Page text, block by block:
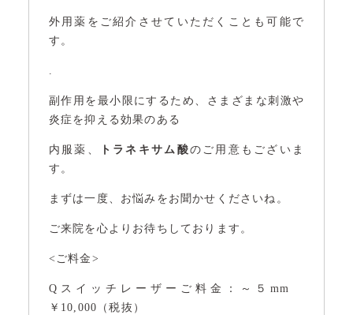
外用薬をご紹介させていただくことも可能で
す。
.
副作用を最小限にするため、さまざまな刺激や
炎症を抑える効果のある
内服薬、 トラネキサム酸のご用意もございま
す。
まずは一度、お悩みをお聞かせくださいね。
ご来院を心よりお待ちしております。
<ご料金>
Qスイッチレーザーご料金：～５mm
￥10,000（税抜）